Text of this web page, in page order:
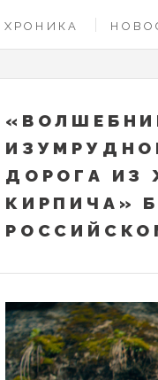
ХРОНИКА
ДОРОГА ИЗ
КИРПИЧА»